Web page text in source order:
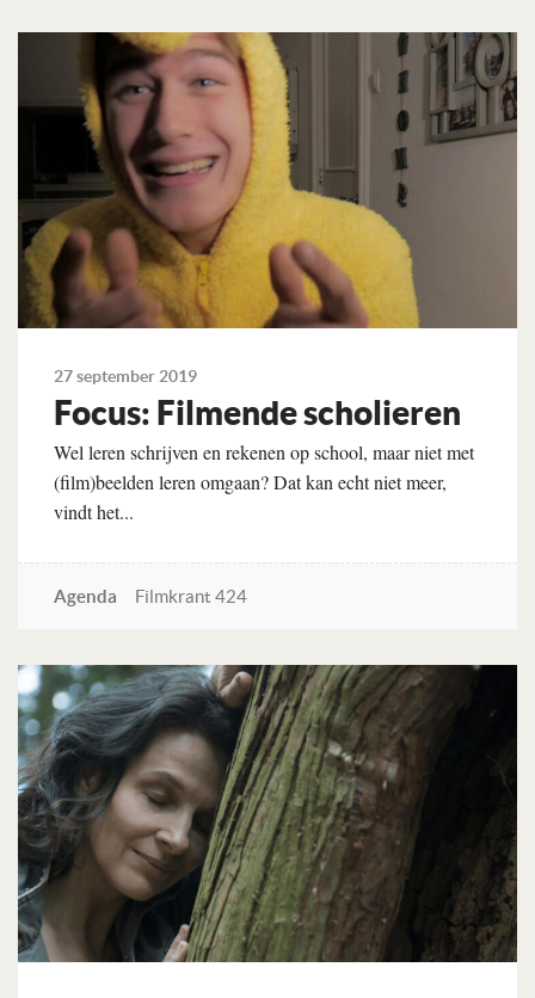
Lees verder
27 september 2019
Focus: Filmende scholieren
Wel leren schrijven en rekenen op school, maar niet met
(film)beelden leren omgaan? Dat kan echt niet meer,
vindt het...
Agenda Filmkrant 424
Lees verder